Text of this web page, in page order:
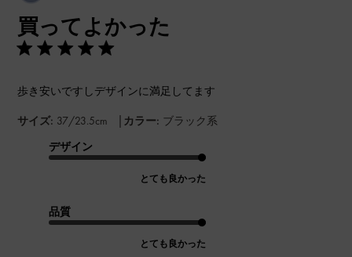
買ってよかった
歩き安いですしデザインに満足してます
サイズ: 37/23.5cm | カラー: ブラック系
デザイン
とても良かった
品質
とても良かった